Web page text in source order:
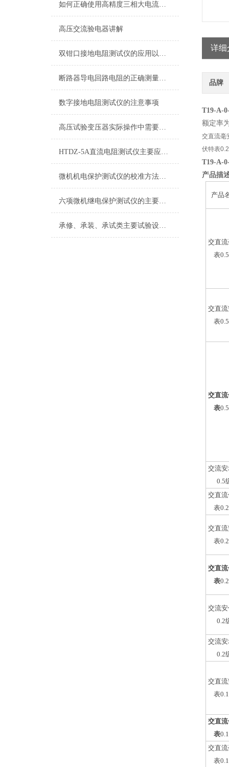
如何正确使用高精度三相大电流发生器
高压交流验电器讲解
双钳口接地电阻测试仪的应用以及特性概述
断路器导电回路电阻的正确测量方法
数字接地电阻测试仪的注意事项
高压试验变压器实际操作中需要注意的问题
HTDZ-5A直流电阻测试仪主要应用于哪些电气设备的检测？
微机机电保护测试仪的校准方法与精度分析
六项微机继电保护测试仪的主要特点
承修、承装、承试类主要试验设备常规配置表
详细
品牌
T19-A-
额定率
交直流毫
伏特表
T19-A-
产品描
产品
交直
表
交直
表
交直
表
交流
0.5
交直
表
交直
表
交直
表
交流
0.2
交流
0.2
交直
表
交直
表
交直
表